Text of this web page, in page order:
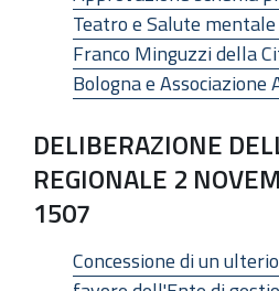
Teatro e Salute
Franco Minguzzi della
Bologna e Associazione
DELIBERAZIONE
REGIONALE 2
1507
Concessione di un